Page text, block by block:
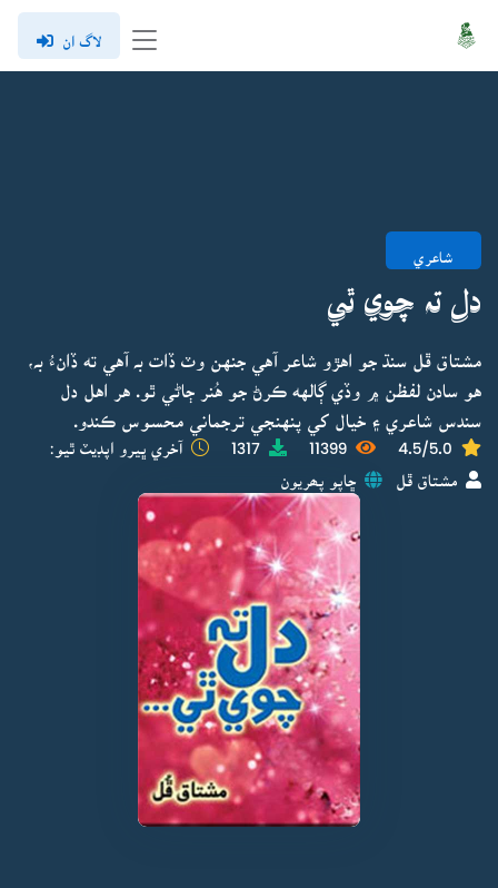
لاگ ان
شاعري
دل تہ چوي ٿي
مشتاق ڦل سنڌ جو اهڙو شاعر آهي جنهن وٽ ڏات بہ آهي ته ڏانءُ بہ،
هو سادن لفظن ۾ وڏي ڳالهه ڪرڻ جو هُنر ڄاڻي ٿو. هر اهل دل
سندس شاعري ۽ خيال کي پنهنجي ترجماني محسوس ڪندو.
4.5/5.0
11399
1317 آخري ڀيرو اپڊيٽ ٿيو:
مشتاق ڦل ڇاپو پھريون